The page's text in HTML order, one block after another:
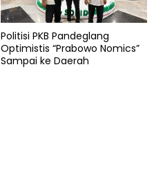
Politisi PKB Pandeglang
Optimistis “Prabowo Nomics”
Sampai ke Daerah